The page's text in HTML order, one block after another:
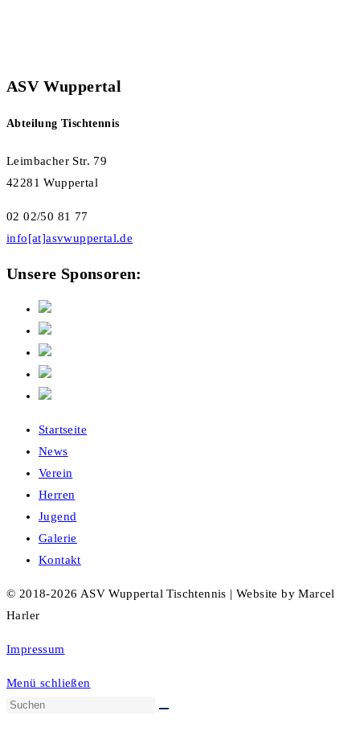
ASV Wuppertal
Abteilung Tischtennis
Leimbacher Str. 79
42281 Wuppertal
02 02/50 81 77
info[at]asvwuppertal.de
Unsere Sponsoren:
Startseite
News
Verein
Herren
Jugend
Galerie
Kontakt
© 2018-2026 ASV Wuppertal Tischtennis | Website by Marcel
Harler
Impressum
Menü schließen